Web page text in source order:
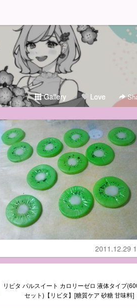
Gallery Love
2011.12.29
リビタ パルスイート カロリーゼロ 液体タイプ
セット)【リビタ】[糖質ケア 砂糖 甘味料]